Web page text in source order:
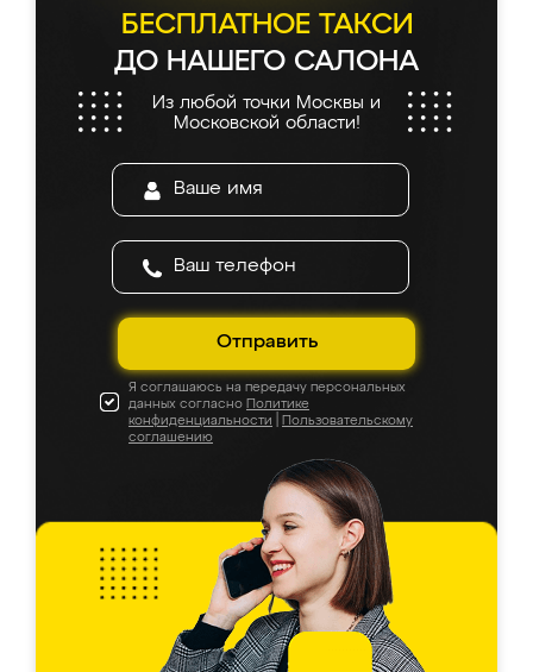
БЕСПЛАТНОЕ ТАКСИ
ДО НАШЕГО САЛОНА
Из любой точки Москвы и
Московской области!
Отправить
Я соглашаюсь на передачу персональных
данных согласно Политике
конфиденциальности
Пользовательскому
соглашению